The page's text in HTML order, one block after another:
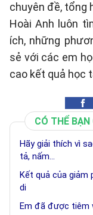
chuyên đề, tổng
Hoài Anh luôn
ích, những
sẻ với các em
cao kết quả học
CÓ THỂ
Hãy giải thích vì
tả, nấm...
Kết quả của giảm
di
Em đã được tiêm